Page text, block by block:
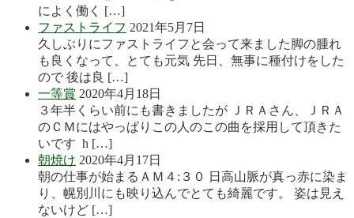
によく働く […]
ファストライフ 2021年5月7日
久しぶりにファストライフと会って来ました脚の腫れ
も良くなって、とても元気 先日、無事に種付けをした
ので 後は良 […]
一等賞 2020年4月18日
３年半くらい前にも書きましたが ＪＲＡさん、ＪＲＡ
のＣＭにはやっぱりこの人のこの曲を採用して頂きた
いです h […]
朝焼け 2020年4月17日
朝の仕事が始まるＡＭ４:３０ 日高山脈が真っ赤に染ま
り、幌別川にも映り込んでとても綺麗です。 姿は見え
ないけど […]